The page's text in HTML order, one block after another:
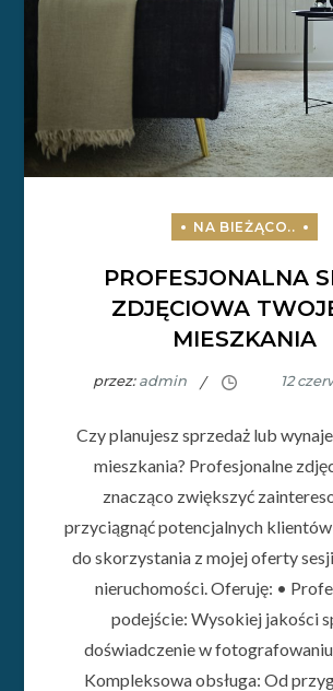
PROFESJONALNA
ZDJĘCIOWA
MIESZKANIA
przez:admin
Czy planujesz sprzedaż lub
mieszkania? Profesjonalne
znacząco zwiększyć
przyciągnąć potencjalnych
do skorzystania z mojej oferty
nieruchomości. Oferuję: •
podejście: Wysokiej jakości
doświadczenie w
Kompleksowa obsługa: Od